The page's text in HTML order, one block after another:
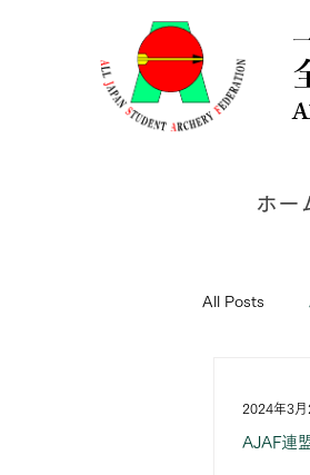
ホー
All Posts
AJAF連
2024年3月